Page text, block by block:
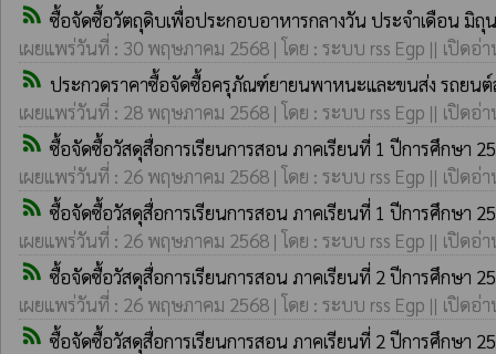
rss_feed ซื้อจัดซื้อวัตถุดิบเพื่อประกอบอาหารกลางวัน ประจำเดือน มิถุน
เผยแพร่วันที่ : 30 พฤษภาคม 2568 | โดย : ระบบ rss Egp || เปิดอ่
rss_feed ประกวดราคาซื้อจัดซื้อครุภัณฑ์ยายนพาหนะและขนส่ง รถยนต์
เผยแพร่วันที่ : 28 พฤษภาคม 2568 | โดย : ระบบ rss Egp || เปิดอ่
rss_feed ซื้อจัดซื้อวัสดุสื่อการเรียนการสอน ภาคเรียนที่ 1 ปีการศึกษา
เผยแพร่วันที่ : 26 พฤษภาคม 2568 | โดย : ระบบ rss Egp || เปิดอ่
rss_feed ซื้อจัดซื้อวัสดุสื่อการเรียนการสอน ภาคเรียนที่ 1 ปีการศึกษา
เผยแพร่วันที่ : 26 พฤษภาคม 2568 | โดย : ระบบ rss Egp || เปิดอ่
rss_feed ซื้อจัดซื้อวัสดุสื่อการเรียนการสอน ภาคเรียนที่ 2 ปีการศึกษา
เผยแพร่วันที่ : 26 พฤษภาคม 2568 | โดย : ระบบ rss Egp || เปิดอ่
rss_feed ซื้อจัดซื้อวัสดุสื่อการเรียนการสอน ภาคเรียนที่ 2 ปีการศึกษา